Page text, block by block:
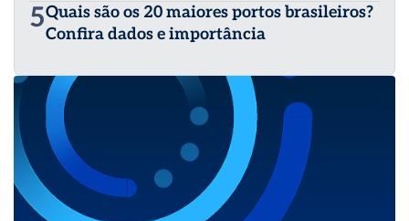
5Quais são os 20 maiores portos brasileiros?
Confira dados e importância